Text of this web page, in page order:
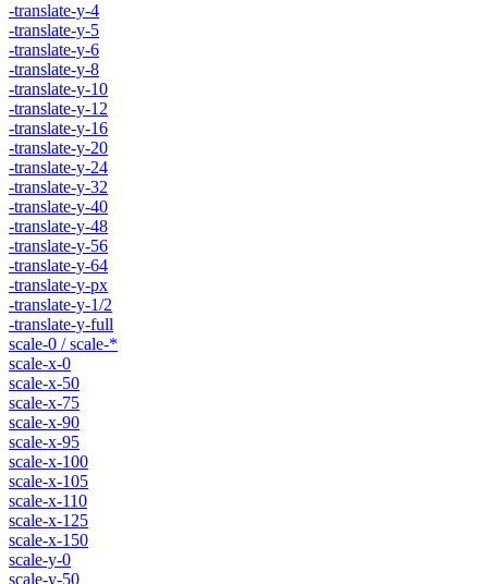
-translate-y-4
-translate-y-5
-translate-y-6
-translate-y-8
-translate-y-10
-translate-y-12
-translate-y-16
-translate-y-20
-translate-y-24
-translate-y-32
-translate-y-40
-translate-y-48
-translate-y-56
-translate-y-64
-translate-y-px
-translate-y-1/2
-translate-y-full
scale-0 / scale-*
scale-x-0
scale-x-50
scale-x-75
scale-x-90
scale-x-95
scale-x-100
scale-x-105
scale-x-110
scale-x-125
scale-x-150
scale-y-0
scale-y-50